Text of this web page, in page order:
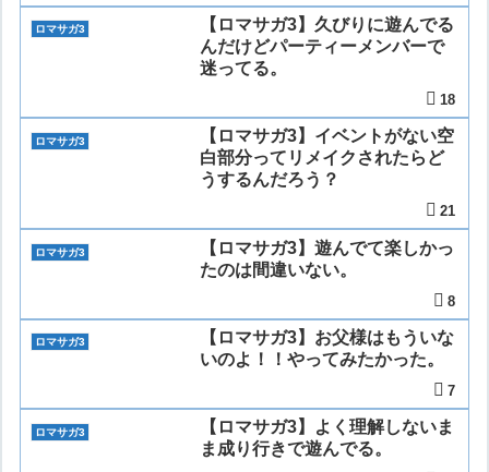
ロマサガ3
【ロマサガ3】久びりに遊んでる
んだけどパーティーメンバーで
迷ってる。
18
ロマサガ3
【ロマサガ3】イベントがない空
白部分ってリメイクされたらど
うするんだろう？
21
ロマサガ3
【ロマサガ3】遊んでて楽しかっ
たのは間違いない。
8
ロマサガ3
【ロマサガ3】お父様はもういな
いのよ！！やってみたかった。
7
ロマサガ3
【ロマサガ3】よく理解しないま
ま成り行きで遊んでる。